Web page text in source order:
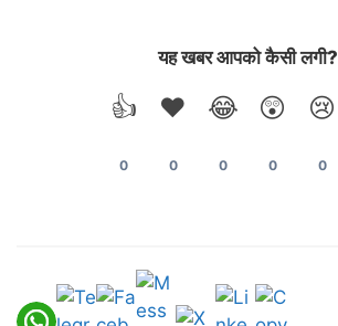
यह खबर आपको कैसी लगी?
👍
0
❤️
0
😂
0
😲
0
😢
0